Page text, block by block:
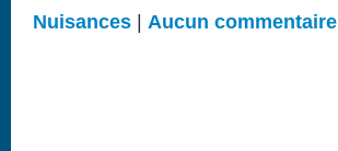
Nuisances
Aucun commentaire